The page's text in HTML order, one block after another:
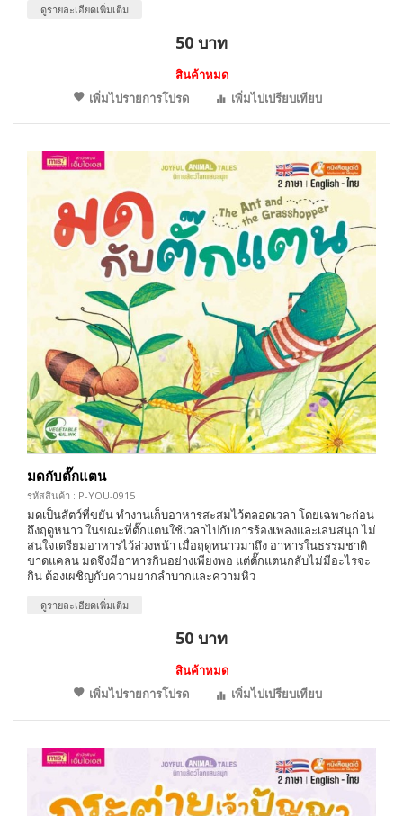
ดูรายละเอียดเพิ่มเติม
50 บาท
สินค้าหมด
เพิ่มไปรายการโปรด
เพิ่มไปเปรียบเทียบ
มดกับตั๊กแตน
รหัสสินค้า : P-YOU-0915
มดเป็นสัตว์ที่ขยัน ทำงานเก็บอาหารสะสมไว้ตลอดเวลา โดยเฉพาะก่อน
ถึงฤดูหนาว ในขณะที่ตั๊กแตนใช้เวลาไปกับการร้องเพลงและเล่นสนุก ไม่
สนใจเตรียมอาหารไว้ล่วงหน้า เมื่อฤดูหนาวมาถึง อาหารในธรรมชาติ
ขาดแคลน มดจึงมีอาหารกินอย่างเพียงพอ แต่ตั๊กแตนกลับไม่มีอะไรจะ
กิน ต้องเผชิญกับความยากลำบากและความหิว
ดูรายละเอียดเพิ่มเติม
50 บาท
สินค้าหมด
เพิ่มไปรายการโปรด
เพิ่มไปเปรียบเทียบ